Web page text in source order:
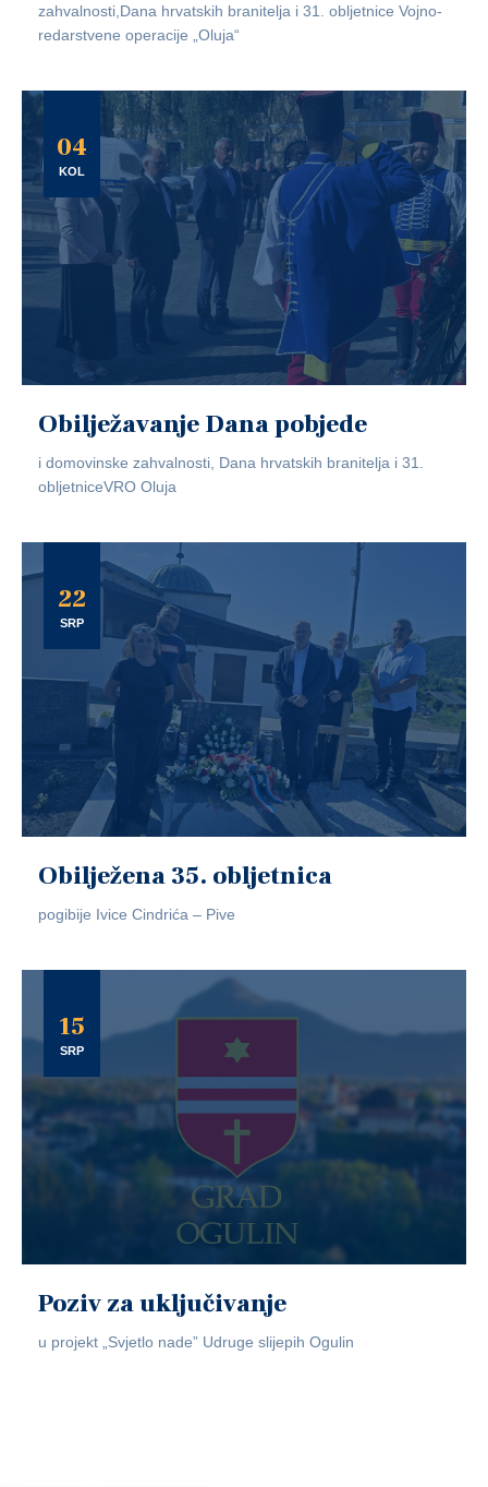
zahvalnosti,Dana hrvatskih branitelja i 31. obljetnice Vojno-
redarstvene operacije „Oluja“
04
KOL
Obilježavanje Dana pobjede
i domovinske zahvalnosti, Dana hrvatskih branitelja i 31.
obljetniceVRO Oluja
22
SRP
Obilježena 35. obljetnica
pogibije Ivice Cindrića – Pive
15
SRP
Poziv za uključivanje
u projekt „Svjetlo nade” Udruge slijepih Ogulin